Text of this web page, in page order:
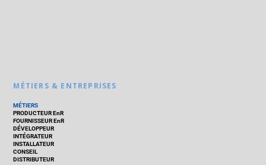
MÉTIERS & ENTREPRISES
MÉTIERS
PRODUCTEUR EnR
FOURNISSEUR EnR
DÉVELOPPEUR
INTÉGRATEUR
INSTALLATEUR
CONSEIL
DISTRIBUTEUR